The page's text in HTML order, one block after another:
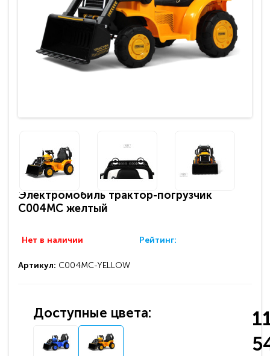
Электромобиль трактор-погрузчик
C004MC желтый
Нет в наличии Рейтинг:
Артикул: С004MC-YELLOW
Доступные цвета: